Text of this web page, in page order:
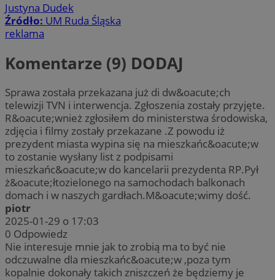
Justyna Dudek
Źródło: UM Ruda Śląska
reklama
Komentarze (9) DODAJ
Sprawa została przekazana już di dw&oacute;ch
telewizji TVN i interwencja. Zgłoszenia zostały przyjęte.
R&oacute;wnież zgłosiłem do ministerstwa środowiska,
zdjęcia i filmy zostały przekazane .Z powodu iż
prezydent miasta wypina się na mieszkańc&oacute;w
to zostanie wysłany list z podpisami
mieszkańc&oacute;w do kancelarii prezydenta RP.Pył
ż&oacute;łtozielonego na samochodach balkonach
domach i w naszych gardłach.M&oacute;wimy dość.
piotr
2025-01-29 o 17:03
0 Odpowiedz
Nie interesuje mnie jak to zrobią ma to być nie
odczuwalne dla mieszkańc&oacute;w ,poza tym
kopalnie dokonały takich zniszczeń że będziemy je